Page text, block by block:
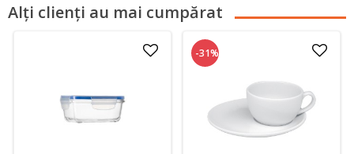
Alți clienți au mai cumpărat
-31%